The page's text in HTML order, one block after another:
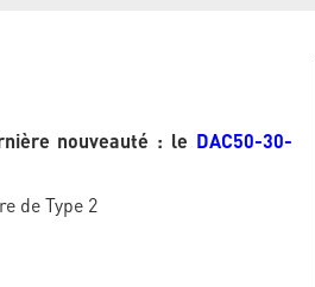
nouveauté : le DAC50-30-
de Type 2